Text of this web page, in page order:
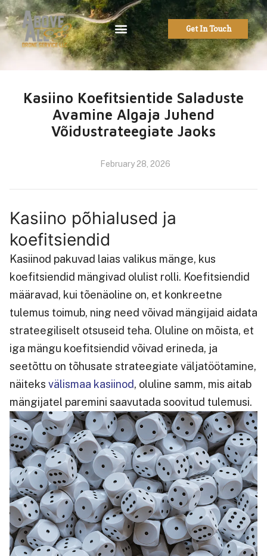
Get In Touch
Kasiino Koefitsientide Saladuste
Avamine Algaja Juhend
Võidustrateegiate Jaoks
February 28, 2026
Kasiino põhialused ja
koefitsiendid
Kasiinod pakuvad laias valikus mänge, kus
koefitsiendid mängivad olulist rolli. Koefitsiendid
määravad, kui tõenäoline on, et konkreetne
tulemus toimub, ning need võivad mängijaid aidata
strateegiliselt otsuseid teha. Oluline on mõista, et
iga mängu koefitsiendid võivad erineda, ja
seetõttu on tõhusate strateegiate väljatöötamine,
näiteks välismaa kasiinod, oluline samm, mis aitab
mängijatel paremini saavutada soovitud tulemusi.